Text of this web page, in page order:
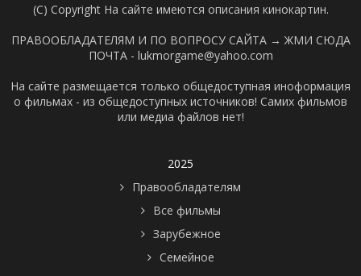
(C) Copyright На сайте имеются описания кинокартин.
ПРАВООБЛАДАТЕЛЯМ И ПО ВОПРОСУ САЙТА → ЖМИ СЮДА
ПОЧТА - lukmorgame@yahoo.com
На сайте размещается только общедоступная иноформация
о фильмах - из общедоступных источников! Самих фильмов
или медиа файлов нет!
2025
Правообладателям
Все фильмы
Зарубежное
Семейное